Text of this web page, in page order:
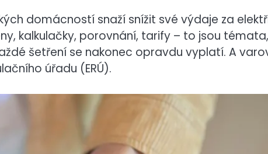
domácností snaží snížit své výdaje za
kalkulačky, porovnání, tarify – to jsou
šetření se nakonec opravdu vyplatí. A
úřadu (ERÚ).